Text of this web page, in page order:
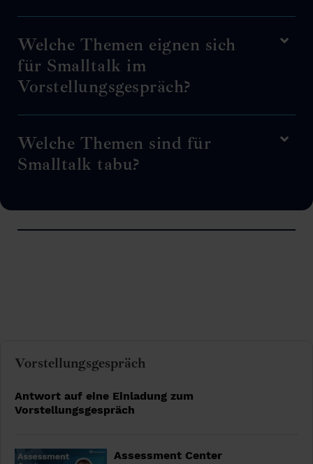
Vorstellungsgespräch
Antwort auf eine Einladung zum
Vorstellungsgespräch
Assessment Center
Welche Themen eignen sich
für Smalltalk im
Vorstellungsgespräch?
Welche Themen sind für
Smalltalk tabu?